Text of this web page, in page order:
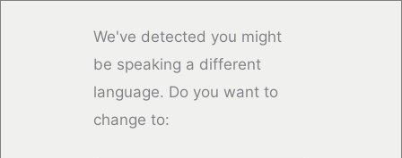
We've detected you might
be speaking a different
language. Do you want to
change to: